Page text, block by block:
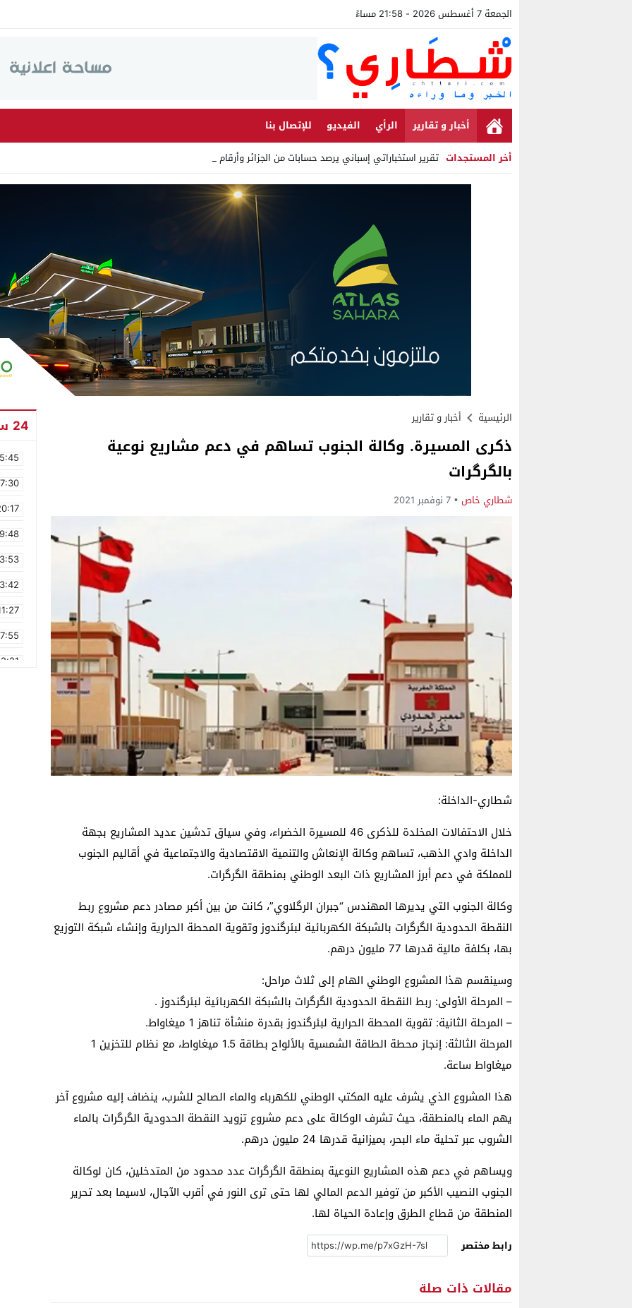
الجمعة 7 أغسطس 2026 - 21:58 مساءً
أخبار و تقارير الرأي الفيديو
للإتصال بنا
أخر المستجدات تقرير استخباراتي إسباني يرصد حسابات من الجزائر وأرقاما بـ”213+” _
Stop
الرئيسية أخبار و تقارير
ذكرى المسيرة. وكالة الجنوب تساهم في دعم مشاريع نوعية
بالگرگرات
شطاري خاص 7 نوفمبر 2021
شطاري-الداخلة:
خلال الاحتفالات المخلدة للذكرى 46 للمسيرة الخضراء، وفي سياق تدشين عديد المشاريع بجهة
الداخلة وادي الذهب، تساهم وكالة الإنعاش والتنمية الاقتصادية والاجتماعية في أقاليم الجنوب
للمملكة في دعم أبرز المشاريع ذات البعد الوطني بمنطقة الگرگرات.
وكالة الجنوب التي يديرها المهندس “جبران الرگلاوي”، كانت من بين أكبر مصادر دعم مشروع ربط
النقطة الحدودية الگرگرات بالشبكة الكهربائية لبئرگندوز وتقوية المحطة الحرارية وإنشاء شبكة التوزيع
بها، بكلفة مالية قدرها 77 مليون درهم.
وسينقسم هذا المشروع الوطني الهام إلى ثلاث مراحل:
– المرحلة الأولى: ربط النقطة الحدودية الگرگرات بالشبكة الكهربائية لبئرگندوز .
– المرحلة الثانية: تقوية المحطة الحرارية لبئرگندوز بقدرة منشأة تناهز 1 ميغاواط.
المرحلة الثالثة: إنجاز محطة الطاقة الشمسية بالألواح بطاقة 1.5 ميغاواط، مع نظام للتخزين 1
ميغاواط ساعة.
هذا المشروع الذي يشرف عليه المكتب الوطني للكهرباء والماء الصالح للشرب، ينضاف إليه مشروع آخر
يهم الماء بالمنطقة، حيث تشرف الوكالة على دعم مشروع تزويد النقطة الحدودية الگرگرات بالماء
الشروب عبر تحلية ماء البحر، بميزانية قدرها 24 مليون درهم.
ويساهم في دعم هذه المشاريع النوعية بمنطقة الگرگرات عدد محدود من المتدخلين، كان لوكالة
الجنوب النصيب الأكبر من توفير الدعم المالي لها حتى ترى النور في أقرب الآجال، لاسيما بعد تحرير
المنطقة من قطاع الطرق وإعادة الحياة لها.
رابط مختصر
مقالات ذات صلة
24 ساعة